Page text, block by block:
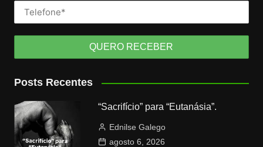
Posts Recentes
“Sacrifício” para “Eutanásia”.
Ednilse Galego
agosto 6, 2026